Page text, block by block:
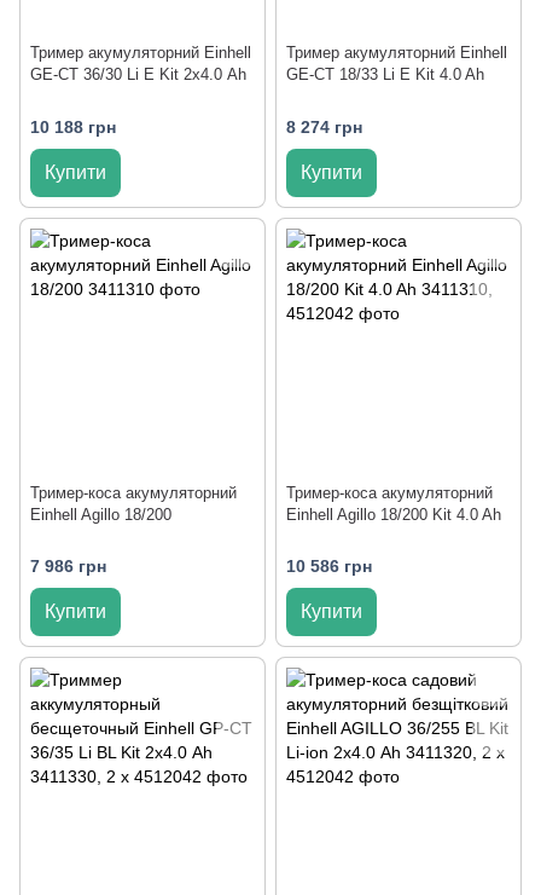
Тример акумуляторний Einhell
GE-CT 36/30 Li E Kit 2х4.0 Ah
10 188 грн
Купити
Тример акумуляторний Einhell
GE-CT 18/33 Li E Kit 4.0 Ah
8 274 грн
Купити
Тример-коса акумуляторний
Einhell Agillo 18/200
7 986 грн
Купити
Тример-коса акумуляторний
Einhell Agillo 18/200 Kit 4.0 Ah
10 586 грн
Купити